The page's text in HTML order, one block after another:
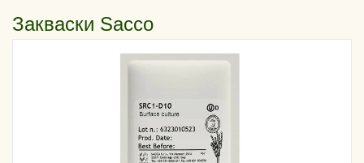
Закваски Sacco